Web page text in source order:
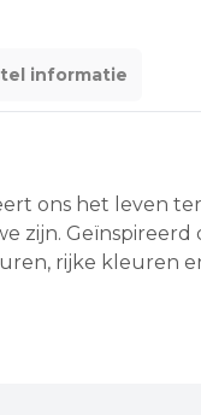
informatie
ons het leven
zijn.
rijke kleuren